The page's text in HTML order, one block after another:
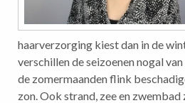
haarverzorging kiest dan in de
verschillen de seizoenen nogal
de zomermaanden flink
zon. Ook strand, zee en